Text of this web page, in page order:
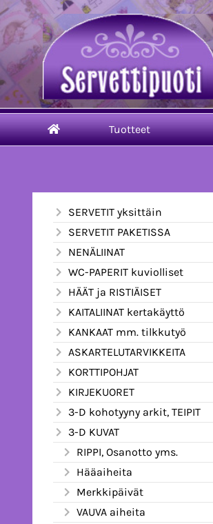
Tuotteet
SERVETIT yksittäin
SERVETIT PAKETISSA
NENÄLIINAT
WC-PAPERIT kuviolliset
HÄÄT ja RISTIÄISET
KAITALIINAT kertakäyttö
KANKAAT mm. tilkkutyö
ASKARTELUTARVIKKEITA
KORTTIPOHJAT
KIRJEKUORET
3-D kohotyyny arkit, TEIPIT
3-D KUVAT
RIPPI, Osanotto yms.
Hääaiheita
Merkkipäivät
VAUVA aiheita